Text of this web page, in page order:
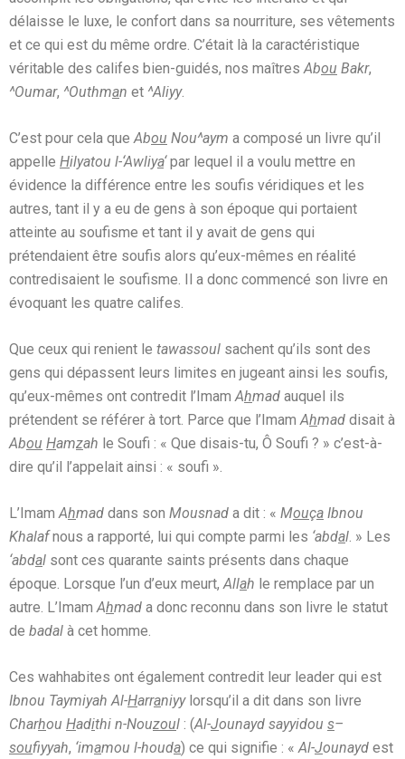
délaisse le luxe, le confort dans sa nourriture, ses vêtements
et ce qui est du même ordre. C’était là la caractéristique
véritable des califes bien-guidés, nos maîtresAbou Bakr,
^Oumar, ^Outhman et ^Aliyy.
C’est pour cela queAbou Nou^aym a composé un livre qu’il
appelle Hilyatou l-‘Awliya‘par lequel il a voulu mettre en
évidence la différence entre les soufis véridiques et les
autres, tant il y a eu de gens à son époque qui portaient
atteinte au soufisme et tant il y avait de gens qui
prétendaient être soufis alors qu’eux-mêmes en réalité
contredisaient le soufisme. Il a donc commencé son livre en
évoquant les quatre califes.
Que ceux qui renient le tawassoul sachent qu’ils sont des
gens qui dépassent leurs limites en jugeant ainsi les soufis,
qu’eux-mêmes ont contredit l’ImamAhmad auquel ils
prétendent se référer à tort. Parce que l’ImamAhmad disait à
Abou Hamzah le Soufi : « Que disais-tu, Ô Soufi ? » c’est-à-
dire qu’il l’appelait ainsi : « soufi ».
L’ImamAhmad dans son Mousnad a dit : « Mouça Ibnou
Khalafnous a rapporté, lui qui compte parmi les ‘abdal. » Les
‘abdal sont ces quarante saints présents dans chaque
époque. Lorsque l’un d’eux meurt,Allah le remplace par un
autre. L’ImamAhmad a donc reconnu dans son livre le statut
de badal à cet homme.
Ces wahhabites ont également contredit leur leader qui est
Ibnou Taymiyah Al-Harraniyylorsqu’il a dit dans son livre
Charhou Hadithi n-Nouzoul : (Al-Jounayd sayyidou s–
soufiyyah, ‘imamou l-houda) ce qui signifie : «Al-Jounayd est